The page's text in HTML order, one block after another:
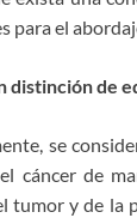
para el
distinción de
se
cáncer de
tumor y de la